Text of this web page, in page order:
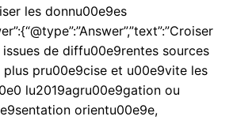
les donnu00e9es
de diffu00e9rentes sources
plus pru00e9cise et u00e9vite les
lu2019agru00e9gation ou
orientu00e9e,